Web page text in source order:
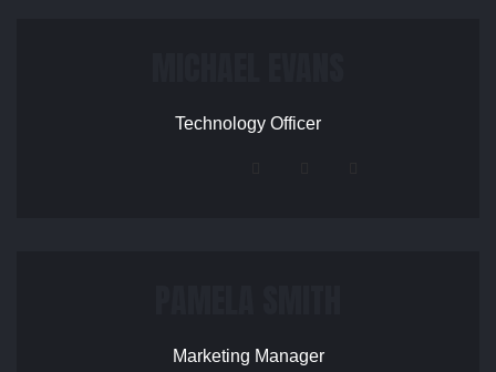
Technology Officer
Marketing Manager